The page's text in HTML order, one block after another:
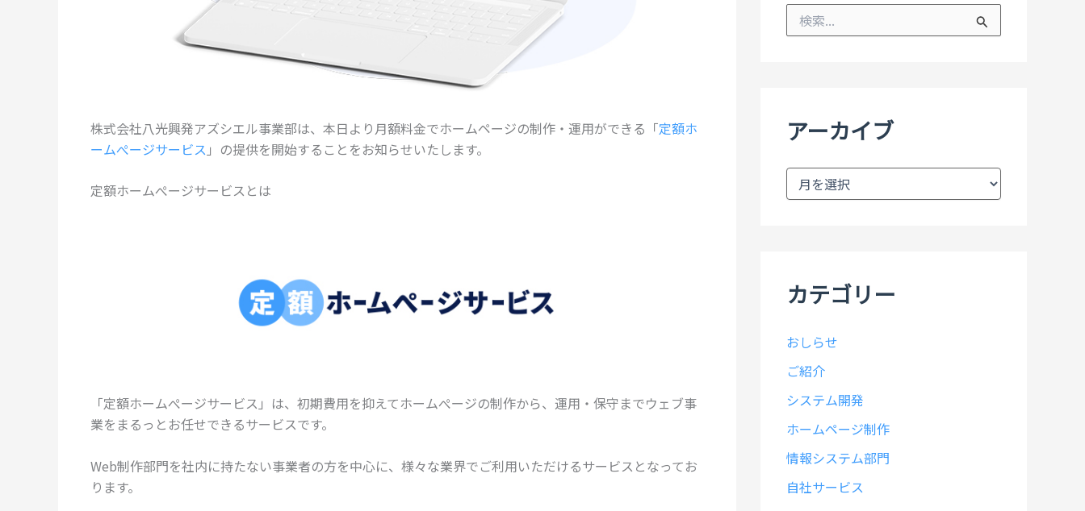
株式会社八光興発アズシエル事業部は、本日より月額料金でホームページの制作・運用ができる「定額ホ
ームぺージサービス 」の提供を開始することをお知らせいたします。
定額ホームぺージサービスとは
「定額ホームぺージサービス」は、初期費用を抑えてホームぺージの制作から、運用・保守までウェブ事
業をまるっとお任せできるサービスです。
Web制作部門を社内に持たない事業者の方を中心に、様々な業界でご利用いただけるサービスとなってお
ります。
アーカイブ
ア
カテゴリー
おしらせ
ご紹介
システム開発
ホームページ制作
情報システム部門
自社サービス